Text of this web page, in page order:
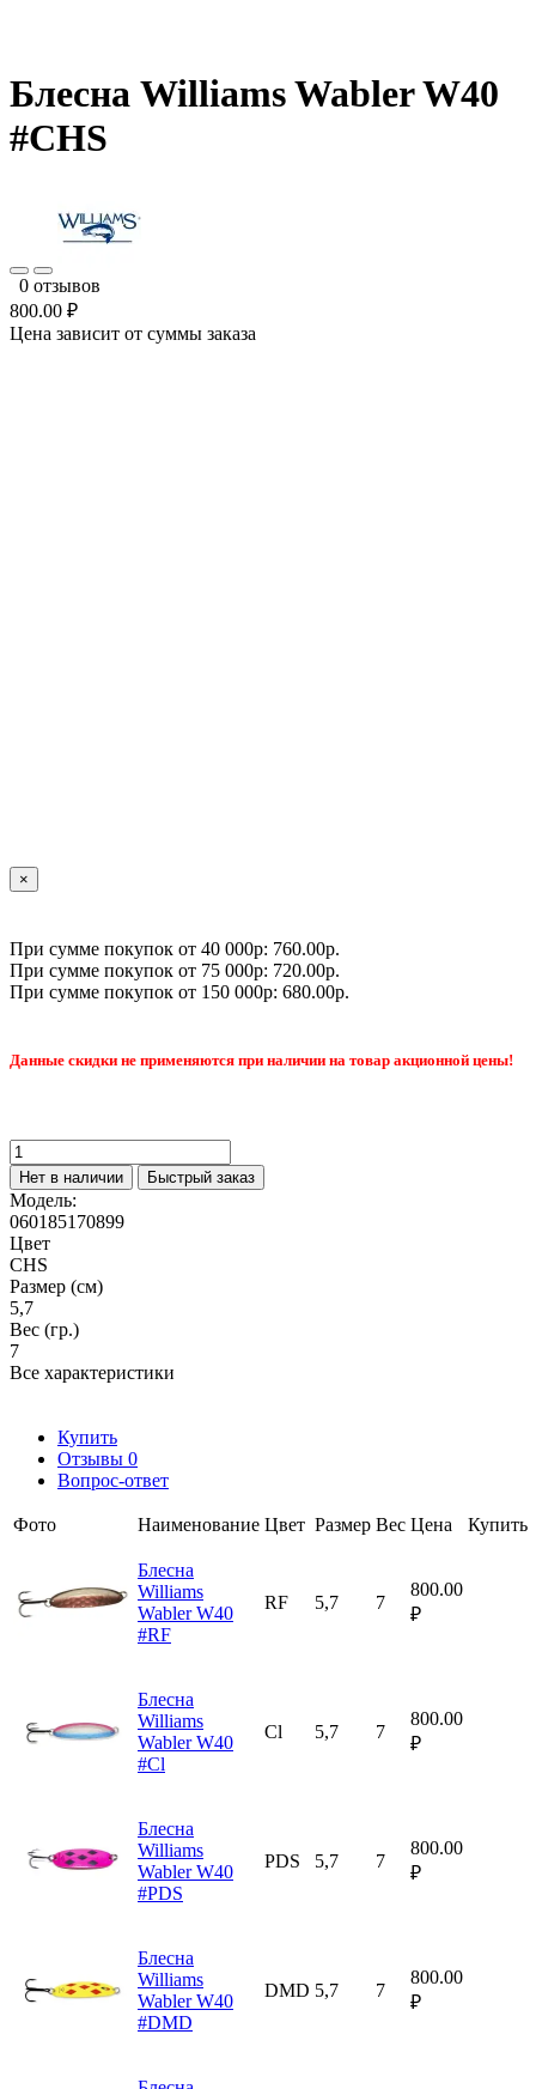
Блесна Williams Wabler W40
#CHS
0 отзывов
800.00 ₽
Цена зависит от суммы заказа
×
При сумме покупок от 40 000р: 760.00р.
При сумме покупок от 75 000р: 720.00р.
При сумме покупок от 150 000р: 680.00р.
Данные скидки не применяются при наличии на товар акционной цены!
Нет в наличии Быстрый заказ
Модель:
060185170899
Цвет
CHS
Размер (см)
5,7
Вес (гр.)
7
Все характеристики
Купить
Отзывы 0
Вопрос-ответ
Фото Наименование Цвет Размер Вес Цена Купить
Блесна
Williams
Wabler W40
#RF
RF 5,7 7
800.00
₽
Блесна
Williams
Wabler W40
#Cl
Cl 5,7 7
800.00
₽
Блесна
Williams
Wabler W40
#PDS
PDS 5,7 7
800.00
₽
Блесна
Williams
Wabler W40
#DMD
DMD 5,7 7
800.00
₽